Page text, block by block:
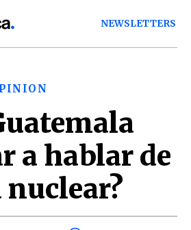
NEWSLETTERS
a hablar de